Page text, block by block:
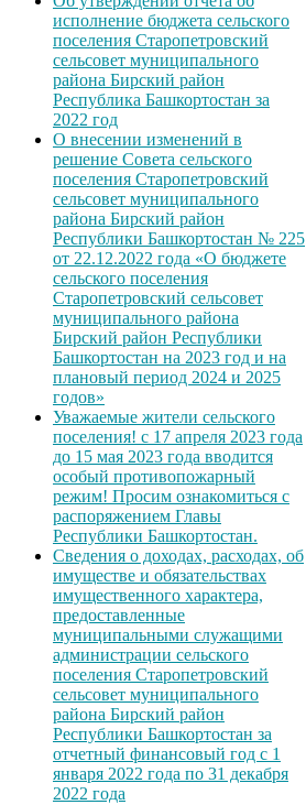
исполнение бюджета сельского
поселения Старопетровский
сельсовет муниципального
района Бирский район
Республика Башкортостан за
2022 год
О внесении изменений в
решение Совета сельского
поселения Старопетровский
сельсовет муниципального
района Бирский район
Республики Башкортостан № 225
от 22.12.2022 года «О бюджете
сельского поселения
Старопетровский сельсовет
муниципального района
Бирский район Республики
Башкортостан на 2023 год и на
плановый период 2024 и 2025
годов»
Уважаемые жители сельского
поселения! с 17 апреля 2023 года
до 15 мая 2023 года вводится
особый противопожарный
режим! Просим ознакомиться с
распоряжением Главы
Республики Башкортостан.
Сведения о доходах, расходах, об
имуществе и обязательствах
имущественного характера,
предоставленные
муниципальными служащими
администрации сельского
поселения Старопетровский
сельсовет муниципального
района Бирский район
Республики Башкортостан за
отчетный финансовый год с 1
января 2022 года по 31 декабря
2022 года